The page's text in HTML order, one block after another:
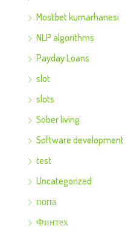
Mostbet kumarhanesi
NLP algorithms
Payday Loans
slot
slots
Sober living
Software development
test
Uncategorized
попа
Финтех